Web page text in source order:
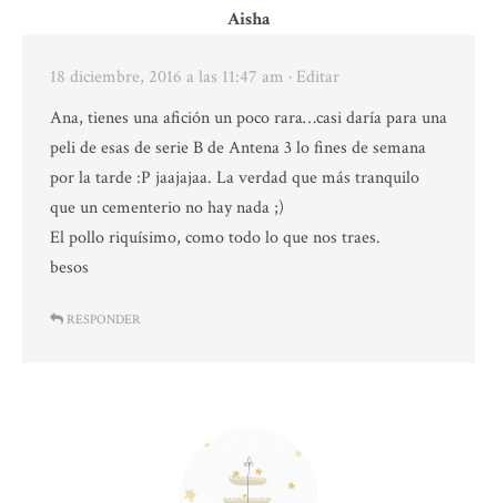
Aisha
18 diciembre, 2016 a las 11:47 am · Editar
Ana, tienes una afición un poco rara…casi daría para una
peli de esas de serie B de Antena 3 lo fines de semana
por la tarde :P jaajajaa. La verdad que más tranquilo
que un cementerio no hay nada ;)
El pollo riquísimo, como todo lo que nos traes.
besos
RESPONDER